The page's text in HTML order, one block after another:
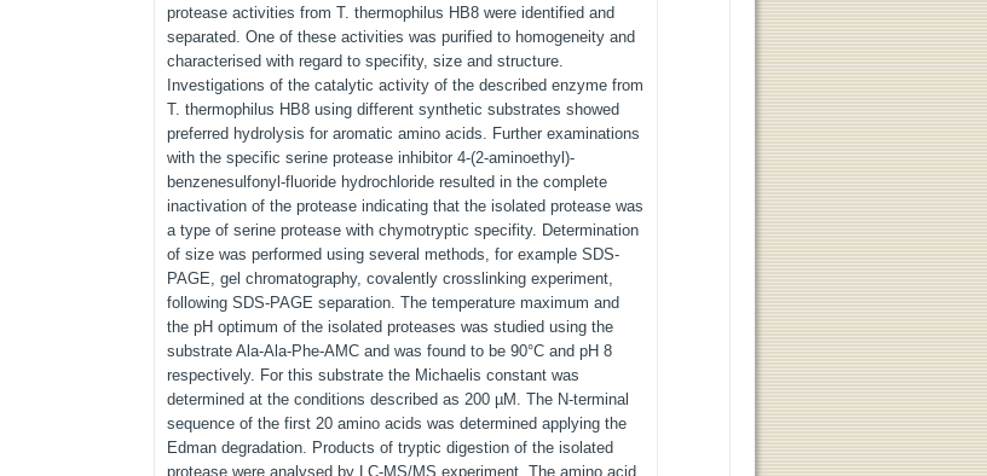
protease activities from T. thermophilus HB8 were identified and
separated. One of these activities was purified to homogeneity and
characterised with regard to specifity, size and structure.
Investigations of the catalytic activity of the described enzyme from
T. thermophilus HB8 using different synthetic substrates showed
preferred hydrolysis for aromatic amino acids. Further examinations
with the specific serine protease inhibitor 4-(2-aminoethyl)-
benzenesulfonyl-fluoride hydrochloride resulted in the complete
inactivation of the protease indicating that the isolated protease was
a type of serine protease with chymotryptic specifity. Determination
of size was performed using several methods, for example SDS-
PAGE, gel chromatography, covalently crosslinking experiment,
following SDS-PAGE separation. The temperature maximum and
the pH optimum of the isolated proteases was studied using the
substrate Ala-Ala-Phe-AMC and was found to be 90°C and pH 8
respectively. For this substrate the Michaelis constant was
determined at the conditions described as 200 µM. The N-terminal
sequence of the first 20 amino acids was determined applying the
Edman degradation. Products of tryptic digestion of the isolated
protease were analysed by LC-MS/MS experiment. The amino acid